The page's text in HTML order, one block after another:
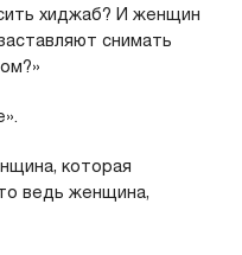
хиджаб? И женщин
снимать
которая
ведь женщина,